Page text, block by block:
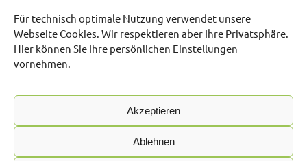
Für technisch optimale Nutzung verwendet unsere
Webseite Cookies. Wir respektieren aber Ihre Privatsphäre.
Hier können Sie Ihre persönlichen Einstellungen
vornehmen.
Akzeptieren
Ablehnen